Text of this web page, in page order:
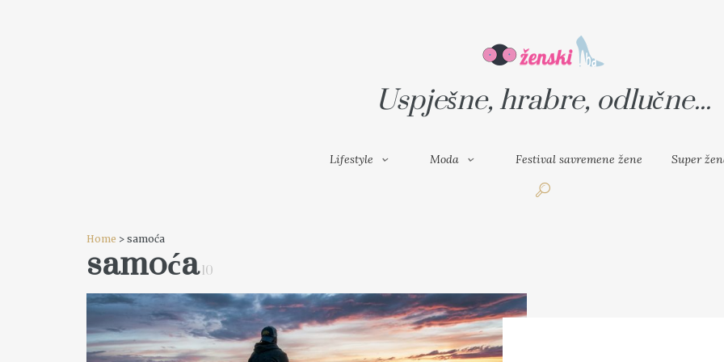
SUPER ŽENA
Uspješne, hrabre, odlučne...
Lifestyle Moda Festival savremene žene Super
Home > samoća
samoća10